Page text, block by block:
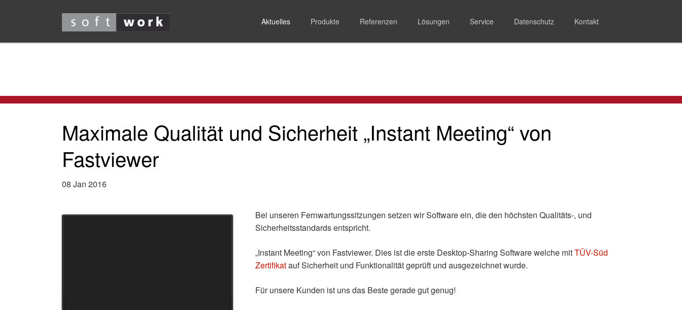
Aktuelles Produkte Referenzen Lösungen Service Datenschutz Kontakt
Maximale Qualität und Sicherheit „Instant Meeting“ von
Fastviewer
08 Jan 2016
Bei unseren Fernwartungssitzungen setzen wir Software ein, die den höchsten Qualitäts-, und
Sicherheitsstandards entspricht.
„Instant Meeting“ von Fastviewer. Dies ist die erste Desktop-Sharing Software welche mitTÜV-Süd
Zertifikatauf Sicherheit und Funktionalität geprüft und ausgezeichnet wurde.
Für unsere Kunden ist uns das Beste gerade gut genug!